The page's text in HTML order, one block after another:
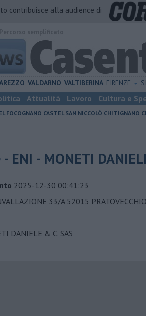
contribuisce alla audience di
AREZZO VALDARNO VALTIBERINA FIRENZE
Attualità Lavoro Cultura e
FOCOGNANO CASTEL SAN NICCOLÒ CHITIGNANO
ENI - MONETI
2025-12-30 00:41:23
33/A 52015
DANIELE & C. SAS